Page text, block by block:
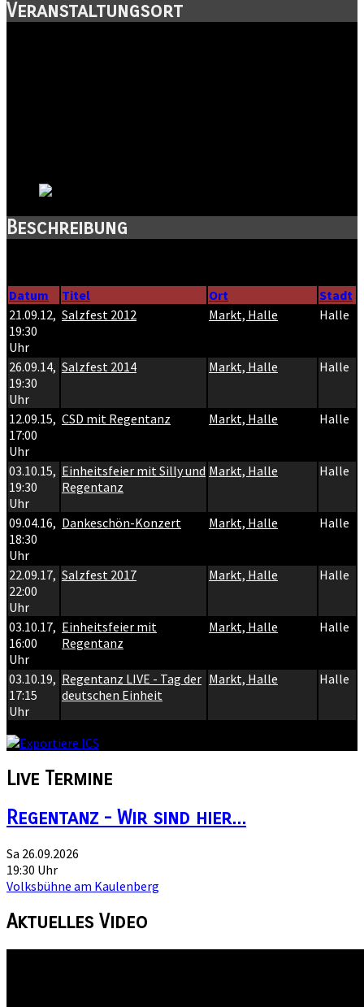
Veranstaltungsort
Beschreibung
Datum Titel Ort
Stadt
21.09.12,
19:30
Uhr
Salzfest 2012 Markt, Halle Halle
26.09.14,
19:30
Uhr
Salzfest 2014 Markt, Halle Halle
12.09.15,
17:00
Uhr
CSD mit Regentanz Markt, Halle Halle
03.10.15,
19:30
Uhr
Einheitsfeier mit Silly und
Regentanz
Markt, Halle Halle
09.04.16,
18:30
Uhr
Dankeschön-Konzert Markt, Halle Halle
22.09.17,
22:00
Uhr
Salzfest 2017 Markt, Halle Halle
03.10.17,
16:00
Uhr
Einheitsfeier mit
Regentanz
Markt, Halle Halle
03.10.19,
17:15
Uhr
Regentanz LIVE - Tag der
deutschen Einheit
Markt, Halle Halle
Live Termine
Regentanz - Wir sind hier...
Sa 26.09.2026
19:30 Uhr
Volksbühne am Kaulenberg
Aktuelles Video